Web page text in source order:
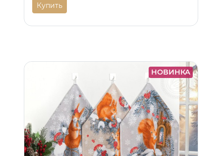
Купить
НОВИНКА